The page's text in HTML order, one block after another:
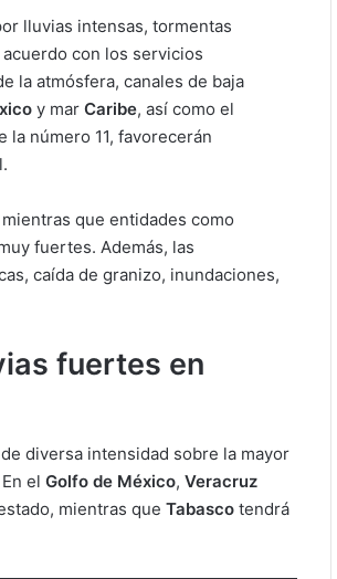
lluvias intensas, tormentas
con los servicios
la atmósfera, canales de baja
y marCaribe, así como el
la número 11, favorecerán
mientras que entidades como
fuertes. Además, las
caída de granizo, inundaciones,
fuertes en
diversa intensidad sobre la mayor
En elGolfo de México,Veracruz
mientras queTabascotendrá